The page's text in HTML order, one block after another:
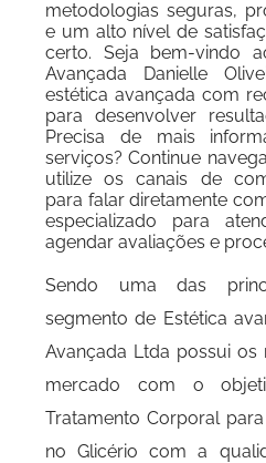
metodologias seguras,
e um alto nível de
certo. Seja bem-vindo
Avançada Danielle
estética avançada com
para desenvolver
Precisa de mais
serviços? Continue
utilize os canais de
para falar diretamente
especializado para
agendar avaliações e
Sendo uma das
segmento de Estética
Avançada Ltda possui
mercado com o
Tratamento Corporal
no Glicério com a